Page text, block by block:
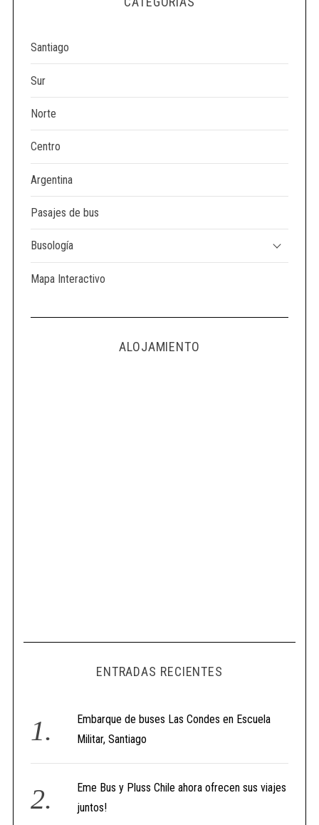
Santiago
Sur
Norte
Centro
Argentina
Pasajes de bus
Busología
Mapa Interactivo
ALOJAMIENTO
ENTRADAS RECIENTES
Embarque de buses Las Condes en Escuela
Militar, Santiago
Eme Bus y Pluss Chile ahora ofrecen sus viajes
juntos!
c
h
o
: